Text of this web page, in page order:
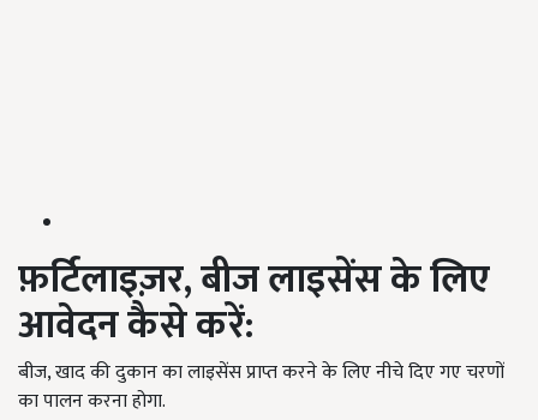
फ़र्टिलाइज़र,बीज लाइसेंस के लिए
आवेदन कैसे करें:
बीज, खाद की दुकान का लाइसेंस प्राप्त करने के लिए नीचे दिए गए चरणों
का पालन करना होगा.